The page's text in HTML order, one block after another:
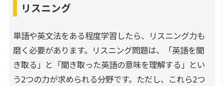
リスニング
単語や英文法をある程度学習したら、リスニング力も
磨く必要があります。リスニング問題は、「英語を聞
き取る」と「聞き取った英語の意味を理解する」とい
う2つの力が求められる分野です。ただし、これら2つ